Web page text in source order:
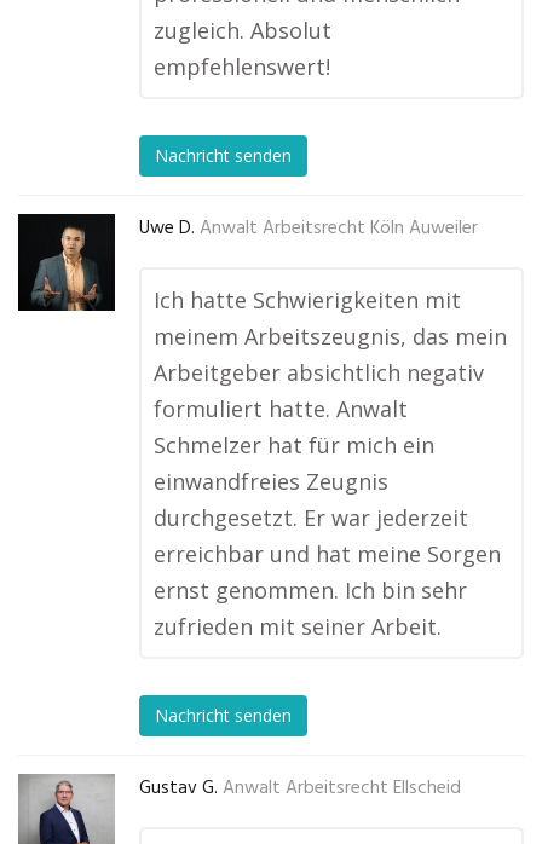
zugleich. Absolut
empfehlenswert!
Nachricht senden
Uwe D. Anwalt Arbeitsrecht Köln Auweiler
Ich hatte Schwierigkeiten mit
meinem Arbeitszeugnis, das mein
Arbeitgeber absichtlich negativ
formuliert hatte. Anwalt
Schmelzer hat für mich ein
einwandfreies Zeugnis
durchgesetzt. Er war jederzeit
erreichbar und hat meine Sorgen
ernst genommen. Ich bin sehr
zufrieden mit seiner Arbeit.
Nachricht senden
Gustav G. Anwalt Arbeitsrecht Ellscheid